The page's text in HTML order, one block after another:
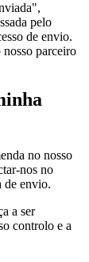
pelo
de envio.
parceiro
no nosso
nos no
de envio.
a ser
controlo e a